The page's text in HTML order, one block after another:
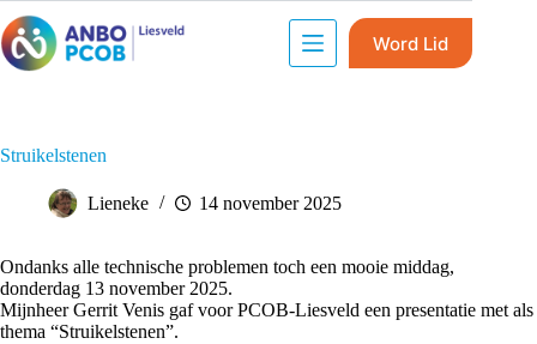
Word Lid
Struikelstenen
Lieneke 14 november 2025
Ondanks alle technische problemen toch een mooie middag,
donderdag 13 november 2025.
Mijnheer Gerrit Venis gaf voor PCOB-Liesveld een presentatie met als
thema “Struikelstenen”.